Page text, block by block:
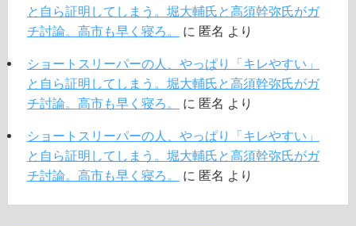
と自ら証明してしまう。堀大輔氏と高須幹弥氏がガ
チ討論。高市も早く寝ろ。
に 匿名 より
ショートスリーパーの人、やっぱり「キレやすい」
と自ら証明してしまう。堀大輔氏と高須幹弥氏がガ
チ討論。高市も早く寝ろ。
に 匿名 より
ショートスリーパーの人、やっぱり「キレやすい」
と自ら証明してしまう。堀大輔氏と高須幹弥氏がガ
チ討論。高市も早く寝ろ。
に 匿名 より